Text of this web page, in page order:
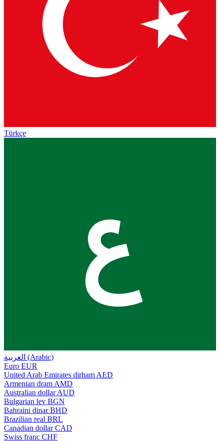
Türkçe
ع
العربية (Arabic)
Euro EUR
United Arab Emirates dirham AED
Armenian dram AMD
Australian dollar AUD
Bulgarian lev BGN
Bahraini dinar BHD
Brazilian real BRL
Canadian dollar CAD
Swiss franc CHF